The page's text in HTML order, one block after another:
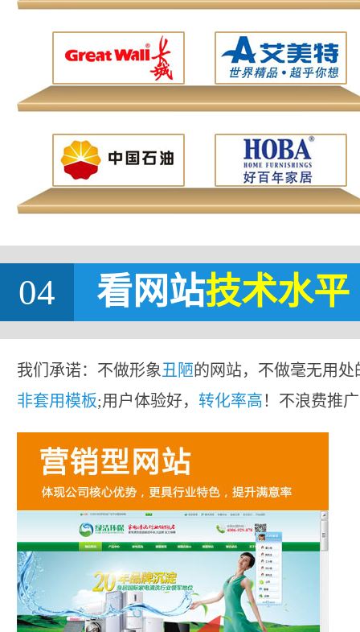
04 看网站技术水平
我们承诺：不做形象丑陋的网站，不做毫无用处
非套用模板;用户体验好， 转化率高！不浪费推